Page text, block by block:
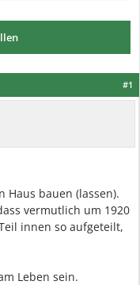
#1
Haus bauen (lassen).
vermutlich um 1920
innen so aufgeteilt,
Leben sein.